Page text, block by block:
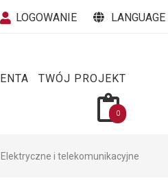
LOGOWANIE LANGUAGE
TWÓJ PROJEKT
0
Elektryczne i telekomunikacyjne